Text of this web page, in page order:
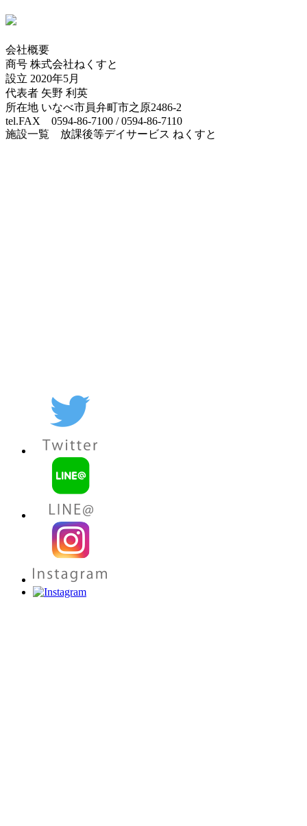
会社概要
商号 株式会社ねくすと
設立 2020年5月
代表者 矢野 利英
所在地 いなべ市員弁町市之原2486-2
tel.FAX 0594-86-7100 / 0594-86-7110
施設一覧 放課後等デイサービス ねくすと